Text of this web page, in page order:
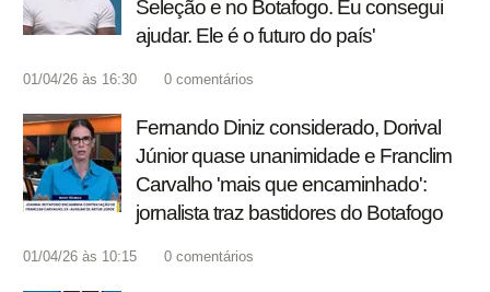
Seleção e no Botafogo. Eu consegui
ajudar. Ele é o futuro do país'
01/04/26 às 16:30 0 comentários
Fernando Diniz considerado, Dorival
Júnior quase unanimidade e Franclim
Carvalho 'mais que encaminhado':
jornalista traz bastidores do Botafogo
01/04/26 às 10:15 0 comentários